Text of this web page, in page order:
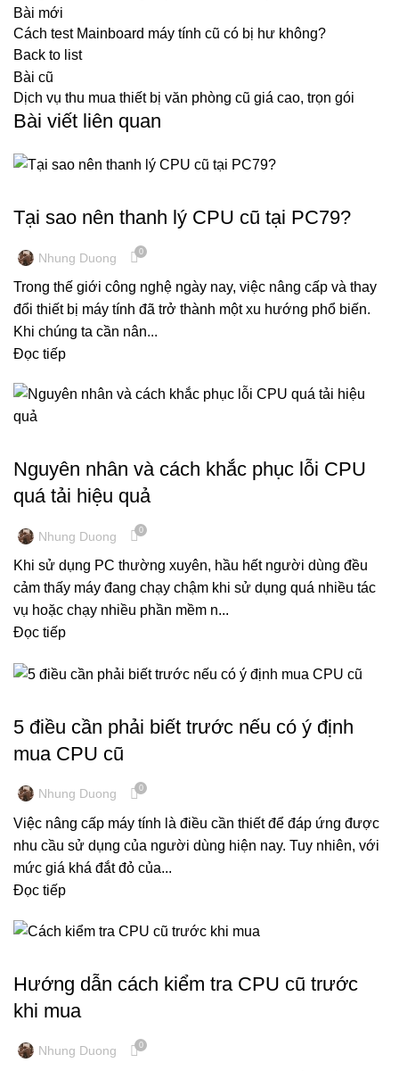
Bài mới
Cách test Mainboard máy tính cũ có bị hư không?
Back to list
Bài cũ
Dịch vụ thu mua thiết bị văn phòng cũ giá cao, trọn gói
Bài viết liên quan
Tại sao nên thanh lý CPU cũ tại PC79?
Nhung Duong 0
Trong thế giới công nghệ ngày nay, việc nâng cấp và thay
đổi thiết bị máy tính đã trở thành một xu hướng phổ biến.
Khi chúng ta cần nân...
Đọc tiếp
Nguyên nhân và cách khắc phục lỗi CPU
quá tải hiệu quả
Nhung Duong 0
Khi sử dụng PC thường xuyên, hầu hết người dùng đều
cảm thấy máy đang chạy chậm khi sử dụng quá nhiều tác
vụ hoặc chạy nhiều phần mềm n...
Đọc tiếp
5 điều cần phải biết trước nếu có ý định
mua CPU cũ
Nhung Duong 0
Việc nâng cấp máy tính là điều cần thiết để đáp ứng được
nhu cầu sử dụng của người dùng hiện nay. Tuy nhiên, với
mức giá khá đắt đỏ của...
Đọc tiếp
Hướng dẫn cách kiểm tra CPU cũ trước
khi mua
Nhung Duong 0